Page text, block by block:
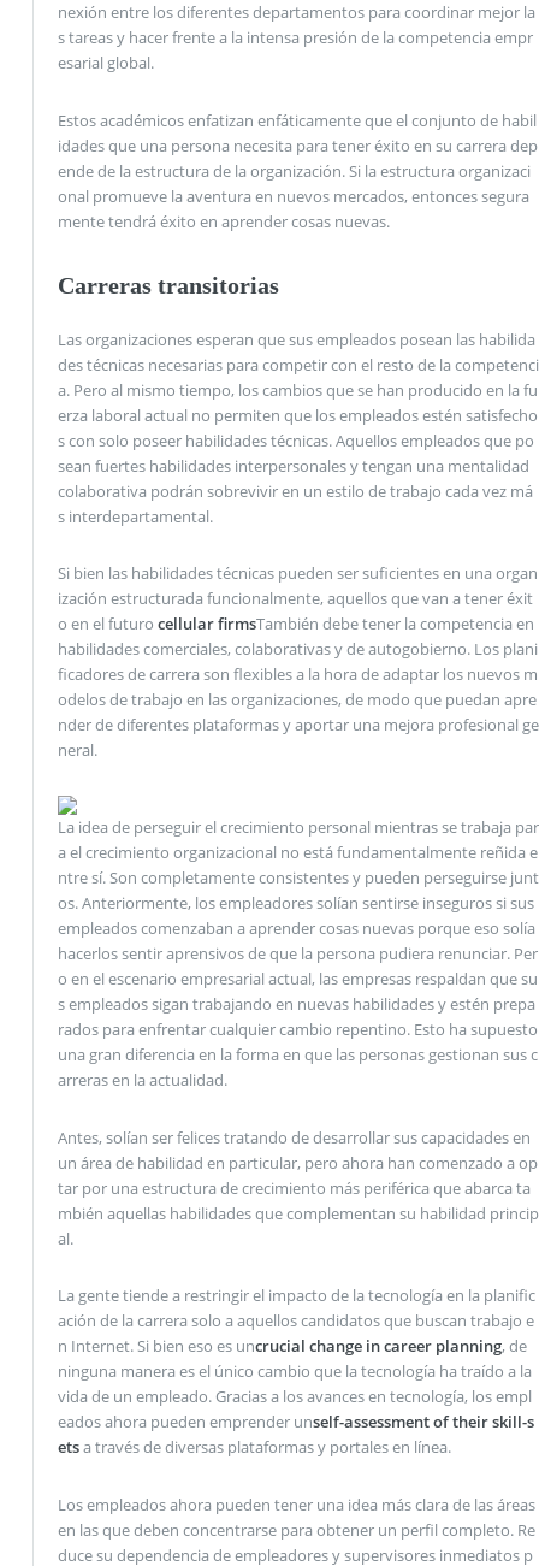
nexión entre los diferentes departamentos para coordinar mejor la
s tareas y hacer frente a la intensa presión de la competencia empr
esarial global.
Estos académicos enfatizan enfáticamente que el conjunto de habil
idades que una persona necesita para tener éxito en su carrera dep
ende de la estructura de la organización. Si la estructura organizaci
onal promueve la aventura en nuevos mercados, entonces segura
mente tendrá éxito en aprender cosas nuevas.
Carreras transitorias
Las organizaciones esperan que sus empleados posean las habilida
des técnicas necesarias para competir con el resto de la competenci
a. Pero al mismo tiempo, los cambios que se han producido en la fu
erza laboral actual no permiten que los empleados estén satisfecho
s con solo poseer habilidades técnicas. Aquellos empleados que po
sean fuertes habilidades interpersonales y tengan una mentalidad
colaborativa podrán sobrevivir en un estilo de trabajo cada vez má
s interdepartamental.
Si bien las habilidades técnicas pueden ser suficientes en una organ
ización estructurada funcionalmente, aquellos que van a tener éxit
o en el futuro cellular firmsTambién debe tener la competencia en
habilidades comerciales, colaborativas y de autogobierno. Los plani
ficadores de carrera son flexibles a la hora de adaptar los nuevos m
odelos de trabajo en las organizaciones, de modo que puedan apre
nder de diferentes plataformas y aportar una mejora profesional ge
neral.
La idea de perseguir el crecimiento personal mientras se trabaja par
a el crecimiento organizacional no está fundamentalmente reñida e
ntre sí. Son completamente consistentes y pueden perseguirse junt
os. Anteriormente, los empleadores solían sentirse inseguros si sus
empleados comenzaban a aprender cosas nuevas porque eso solía
hacerlos sentir aprensivos de que la persona pudiera renunciar. Per
o en el escenario empresarial actual, las empresas respaldan que su
s empleados sigan trabajando en nuevas habilidades y estén prepa
rados para enfrentar cualquier cambio repentino. Esto ha supuesto
una gran diferencia en la forma en que las personas gestionan sus c
arreras en la actualidad.
Antes, solían ser felices tratando de desarrollar sus capacidades en
un área de habilidad en particular, pero ahora han comenzado a op
tar por una estructura de crecimiento más periférica que abarca ta
mbién aquellas habilidades que complementan su habilidad princip
al.
La gente tiende a restringir el impacto de la tecnología en la planific
ación de la carrera solo a aquellos candidatos que buscan trabajo e
n Internet. Si bien eso es uncrucial change in career planning, de
ninguna manera es el único cambio que la tecnología ha traído a la
vida de un empleado. Gracias a los avances en tecnología, los empl
eados ahora pueden emprender unself-assessment of their skill-s
etsa través de diversas plataformas y portales en línea.
Los empleados ahora pueden tener una idea más clara de las áreas
en las que deben concentrarse para obtener un perfil completo. Re
duce su dependencia de empleadores y supervisores inmediatos p